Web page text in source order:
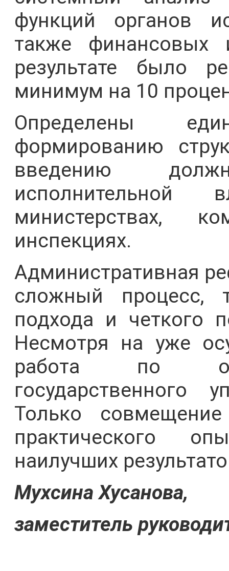
функций органов
также финансовых
результате было
минимум на 10
Определены
формированию
введению
исполнительной
министерствах,
инспекциях.
Административная
сложный процесс,
подхода и четкого
Несмотря на уже
работа по
государственного
Только
практического
наилучших
Мухсина Хусанова,
заместитель